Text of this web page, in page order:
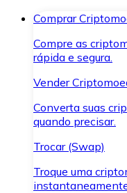
Comprar
Compre as
rápida e segura.
Vender
Converta suas
quando precisar.
Trocar (Swap)
Troque uma